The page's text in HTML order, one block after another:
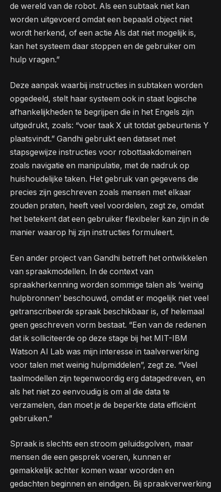
de wereld van de robot. Als een subtaak niet kan
worden uitgevoerd omdat een bepaald object niet
wordt herkend, of een actie Als dat niet mogelijk is,
kan het systeem daar stoppen en de gebruiker om
hulp vragen.”
Deze aanpak waarbij instructies in subtaken worden
opgedeeld, stelt haar systeem ook in staat logische
afhankelijkheden te begrijpen die in het Engels zijn
uitgedrukt, zoals: “voer taak X uit totdat gebeurtenis Y
plaatsvindt.” Gandhi gebruikt een dataset met
stapsgewijze instructies voor robottaakdomeinen
zoals navigatie en manipulatie, met de nadruk op
huishoudelijke taken. Het gebruik van gegevens die
precies zijn geschreven zoals mensen met elkaar
zouden praten, heeft veel voordelen, zegt ze, omdat
het betekent dat een gebruiker flexibeler kan zijn in de
manier waarop hij zijn instructies formuleert.
Een ander project van Gandhi betreft het ontwikkelen
van spraakmodellen. In de context van
spraakherkenning worden sommige talen als ‘weinig
hulpbronnen’ beschouwd, omdat er mogelijk niet veel
getranscribeerde spraak beschikbaar is, of helemaal
geen geschreven vorm bestaat. “Een van de redenen
dat ik solliciteerde op deze stage bij het MIT-IBM
Watson AI Lab was mijn interesse in taalverwerking
voor talen met weinig hulpmiddelen”, zegt ze. “Veel
taalmodellen zijn tegenwoordig erg datagedreven, en
als het niet zo eenvoudig is om al die data te
verzamelen, dan moet je de beperkte data efficiënt
gebruiken.”
Spraak is slechts een stroom geluidsgolven, maar
mensen die een gesprek voeren, kunnen er
gemakkelijk achter komen waar woorden en
gedachten beginnen en eindigen. Bij spraakverwerking